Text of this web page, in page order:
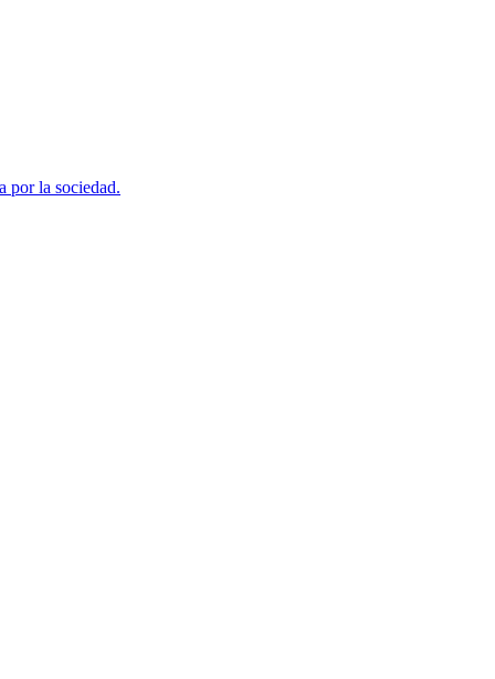
por la sociedad.